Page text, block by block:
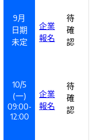
9月
日期
未定
企業
報名
待
確
認
10/5
(一)
09:00-
12:00
企業
報名
待
確
認